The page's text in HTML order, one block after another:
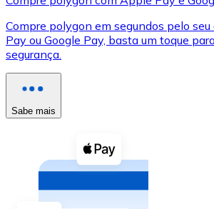
XRP
XRP
Ver tudo
Cupons cripto
Compre criptomoedas com
Comprar com dinheiro
Compre polygon em segundos pelo seu
Pay ou Google Pay, basta um toque
segurança.
Sabe mais